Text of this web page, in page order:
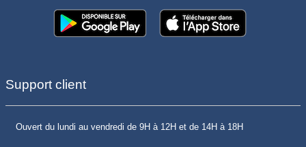
Support client
Ouvert du lundi au vendredi de 9H à 12H et de 14H à 18H